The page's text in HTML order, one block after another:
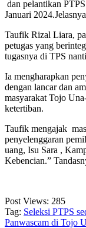
dan pelantikan
Januari
Taufik Rizal Liara,
petugas yang
tugasnya di TPS
Ia mengharapkan
dengan lancar dan
masyarakat Tojo
ketertiban.
Taufik mengajak
penyelenggaran
uang, Isu Sara ,
Kebencian.”
Post Views: 285
Tag: Seleksi PTPS
Panwascam di Tojo